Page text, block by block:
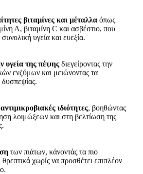
βιταμίνες και μέταλλα όπως
Α, βιταμίνη C και ασβέστιο, που
υγεία και ευεξία.
υγεία της πέψης διεγείροντας την
ενζύμων και μειώνοντας τα
ιδιότητες, βοηθώντας
λοιμώξεων και στη βελτίωση της
των πιάτων, κάνοντάς τα πιο
χωρίς να προσθέτει επιπλέον